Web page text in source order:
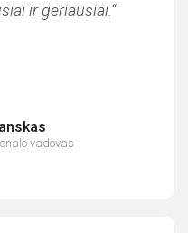
ir geriausiai.“
vadovas